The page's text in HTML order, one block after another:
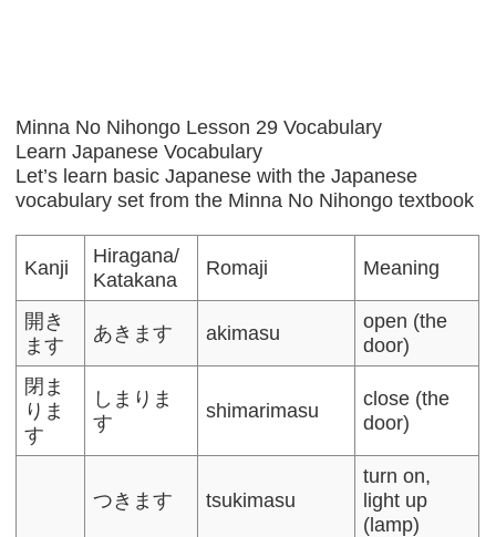
Minna No Nihongo Lesson 29 Vocabulary
Learn Japanese Vocabulary
Let’s learn basic Japanese with the Japanese
vocabulary set from the Minna No Nihongo textbook
Kanji
Hiragana/
Katakana
Romaji Meaning
開き
ます
あきます akimasu
open (the
door)
閉ま
りま
す
しまりま
す
shimarimasu
close (the
door)
つきます tsukimasu
turn on,
light up
(lamp)